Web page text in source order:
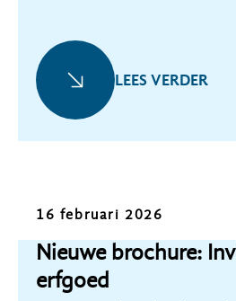
LEES VERDER
Nieuws
16 februari 2026
Nieuwe brochure:
erfgoed